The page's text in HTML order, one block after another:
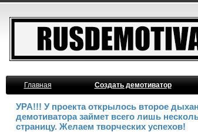
Главная
Создать демотиватор
УРА!!! У проекта открылось второе
демотиватора займет всего лишь
страницу. Желаем творческих успехов!